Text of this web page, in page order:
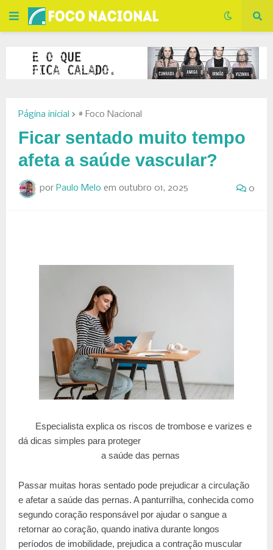
Página inicial # Foco Nacional
Ficar sentado muito tempo
afeta a saúde vascular?
por Paulo Melo em outubro 01, 2025 0
Especialista explica os riscos de trombose e varizes e
dá dicas simples para proteger
a saúde das pernas
Passar muitas horas sentado pode prejudicar a circulação
e afetar a saúde das pernas. A panturrilha, conhecida como
segundo coração responsável por ajudar o sangue a
retornar ao coração, quando inativa durante longos
períodos de imobilidade, prejudica a contração muscular